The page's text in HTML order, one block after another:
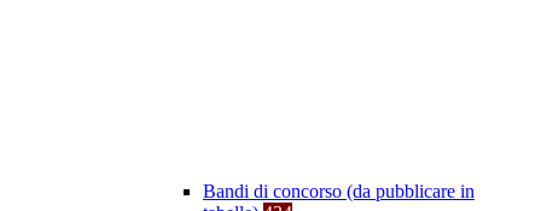
Bandi di concorso (da pubblicare in